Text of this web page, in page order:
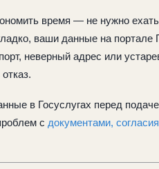
время — не нужно
ваши данные на портале
неверный адрес или
в Госуслугах перед
с документами,